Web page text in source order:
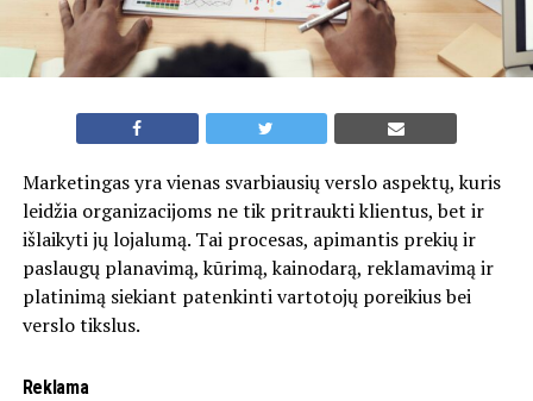
Marketingas yra vienas svarbiausių verslo aspektų, kuris
leidžia organizacijoms ne tik pritraukti klientus, bet ir
išlaikyti jų lojalumą. Tai procesas, apimantis prekių ir
paslaugų planavimą, kūrimą, kainodarą, reklamavimą ir
platinimą siekiant patenkinti vartotojų poreikius bei
verslo tikslus.
Reklama